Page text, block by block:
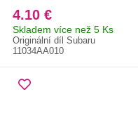
4.10 €
Skladem více než 5 Ks
Originální díl Subaru
11034AA010